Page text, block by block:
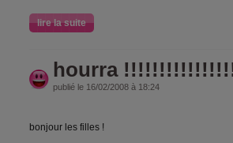
lire la suite
hourra
publié le 16/02/2008 à 18:24
bonjour les filles !